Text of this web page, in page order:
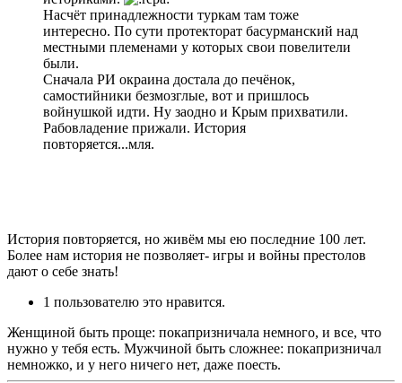
Насчёт принадлежности туркам там тоже
интересно. По сути протекторат басурманский над
местными племенами у которых свои повелители
были.
Сначала РИ окраина достала до печёнок,
самостийники безмозглые, вот и пришлось
войнушкой идти. Ну заодно и Крым прихватили.
Рабовладение прижали. История
повторяется...мля.
История повторяется, но живём мы ею последние 100 лет.
Более нам история не позволяет- игры и войны престолов
дают о себе знать!
1 пользователю это нравится.
Женщиной быть проще: покапризничала немного, и все, что
нужно у тебя есть. Мужчиной быть сложнее: покапризничал
немножко, и у него ничего нет, даже поесть.